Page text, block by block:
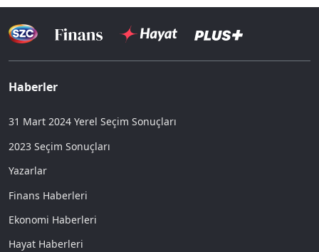
Haberler
31 Mart 2024 Yerel Seçim Sonuçları
2023 Seçim Sonuçları
Yazarlar
Finans Haberleri
Ekonomi Haberleri
Hayat Haberleri